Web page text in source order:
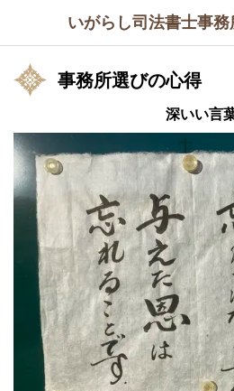
いがらし司法書士事務
事務所選びの心得
深いい言